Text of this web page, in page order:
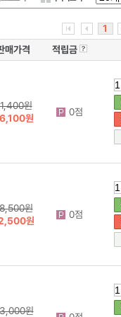
1
매가격
적립금
원
원
0점
원
원
0점
원